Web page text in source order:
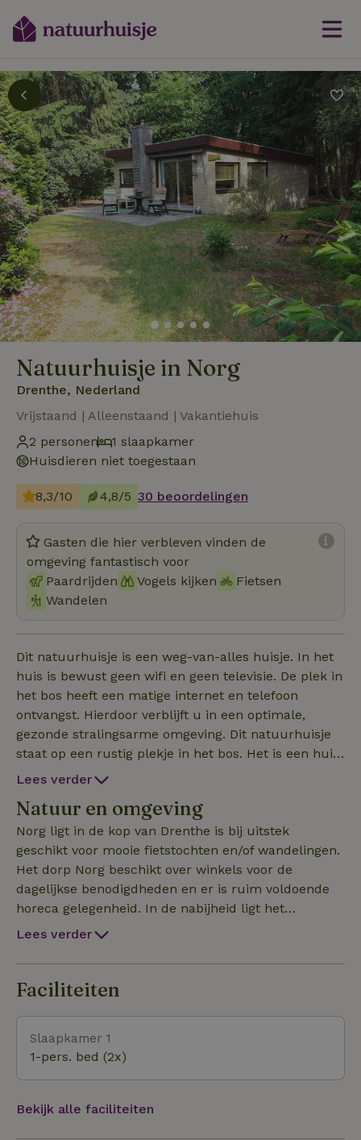
Natuurhuisje in Norg
Drenthe, Nederland
Vrijstaand | Alleenstaand | Vakantiehuis
2 personen
1 slaapkamer
Huisdieren niet toegestaan
8,3/10 4,8/5 30 beoordelingen
Gasten die hier verbleven vinden de
omgeving fantastisch voor
Paardrijden
Vogels kijken
Fietsen
Wandelen
Dit natuurhuisje is een weg-van-alles huisje. In het
huis is bewust geen wifi en geen televisie. De plek in
het bos heeft een matige internet en telefoon
ontvangst. Hierdoor verblijft u in een optimale,
gezonde stralingsarme omgeving. Dit natuurhuisje
staat op een rustig plekje in het bos. Het is een huis
met eenvoudige basis vooorzieningen. Het 2
als 2 aparte 1-persoonsbedden.
Lees verder
Natuur en omgeving
Norg ligt in de kop van Drenthe is bij uitstek
geschikt voor mooie fietstochten en/of wandelingen.
Het dorp Norg beschikt over winkels voor de
dagelijkse benodigdheden en er is ruim voldoende
horeca gelegenheid. In de nabijheid ligt het
heidegebied Het Noordscheveld, met de fijne
bijzondere historische dorp Veenhuizen ligt op
Lees verder
Faciliteiten
Slaapkamer 1
1-pers. bed (2x)
Bekijk alle faciliteiten